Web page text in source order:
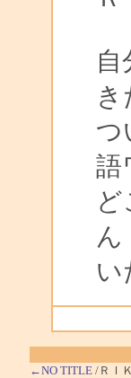
き
つ
語
ん
い
←NO TITLE/ＲＩＫ